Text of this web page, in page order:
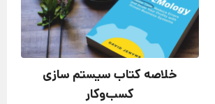
خلاصه کتاب سیستم سازی
کسب‌وکار